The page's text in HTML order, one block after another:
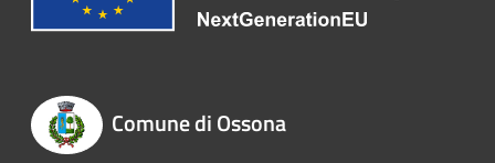
Comune di Ossona